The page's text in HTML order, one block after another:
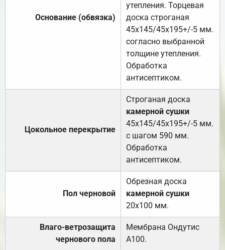
Основание (обвязка)
утепления. Торцевая
доска строганая
45х145/45х195+/-5 мм.
согласно выбранной
толщине утепления.
Обработка
антисептиком.
Цокольное перекрытие
Строганая доска
камерной сушки
45х145/45х195+/-5 мм.
с шагом 590 мм.
Обработка
антисептиком.
Пол черновой
Обрезная доска
камерной сушки
20х100 мм.
Влаго-ветрозащита
чернового пола
Мембрана Ондутис
А100.